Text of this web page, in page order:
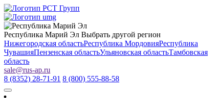
Республика Марий Эл Выбрать другой регион
Нижегородская областьРеспублика МордовияРеспублика
ЧувашияПензенская областьУльяновская областьТамбовская
область
sale@rus-ap.ru
8 (8352) 28-71-91 8 (800) 555-88-58